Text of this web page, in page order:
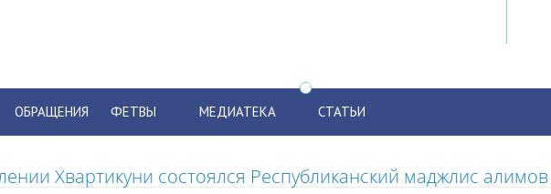
ОБРАЩЕНИЯ ФЕТВЫ МЕДИАТЕКА СТАТЬИ
Хвартикуни состоялся Республиканский маджлис алимов